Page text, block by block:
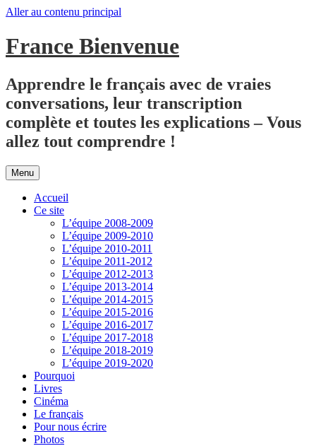
Aller au contenu principal
France Bienvenue
Apprendre le français avec de vraies
conversations, leur transcription
complète et toutes les explications – Vous
allez tout comprendre !
Menu
Accueil
Ce site
L’équipe 2008-2009
L’équipe 2009-2010
L’équipe 2010-2011
L’équipe 2011-2012
L’équipe 2012-2013
L’équipe 2013-2014
L’équipe 2014-2015
L’équipe 2015-2016
L’équipe 2016-2017
L’équipe 2017-2018
L’équipe 2018-2019
L’équipe 2019-2020
Pourquoi
Livres
Cinéma
Le français
Pour nous écrire
Photos